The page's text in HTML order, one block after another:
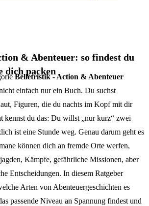
& Abenteuer: so findest du
dich packen
Belletristik - Action & Abenteuer
einfach nur ein Buch. Du suchst
Figuren, die du nachts im Kopf mit dir
kennst du das: Du willst „nur kurz“ zwei
ist eine Stunde weg. Genau darum geht es
können dich an fremde Orte werfen,
Kämpfe, gefährliche Missionen, aber
Entscheidungen. In diesem Ratgeber
Arten von Abenteuergeschichten es
passende Niveau an Spannung findest und